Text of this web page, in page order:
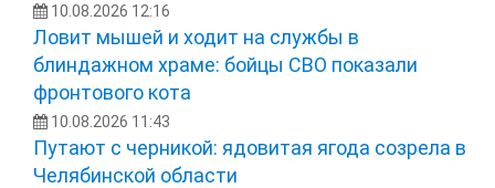
10.08.2026 12:16
Ловит мышей и ходит на службы в
блиндажном храме: бойцы СВО показали
фронтового кота
10.08.2026 11:43
Путают с черникой: ядовитая ягода созрела в
Челябинской области